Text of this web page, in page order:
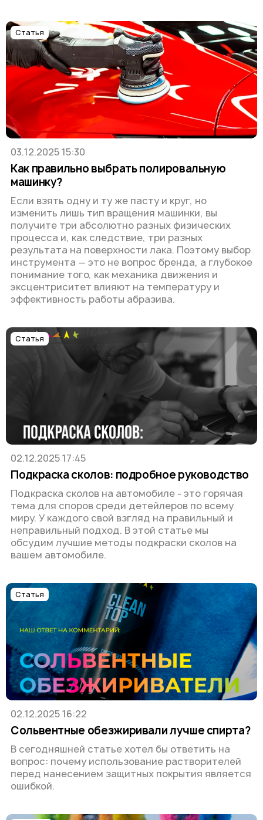
Статья
03.12.2025 15:30
Как правильно выбрать полировальную
машинку?
Если взять одну и ту же пасту и круг, но
изменить лишь тип вращения машинки, вы
получите три абсолютно разных физических
процесса и, как следствие, три разных
результата на поверхности лака. Поэтому выбор
инструмента — это не вопрос бренда, а глубокое
понимание того, как механика движения и
эксцентриситет влияют на температуру и
эффективность работы абразива.
Статья
02.12.2025 17:45
Подкраска сколов: подробное руководство
Подкраска сколов на автомобиле - это горячая
тема для споров среди детейлеров по всему
миру. У каждого свой взгляд на правильный и
неправильный подход. В этой статье мы
обсудим лучшие методы подкраски сколов на
вашем автомобиле.
Статья
02.12.2025 16:22
Сольвентные обезжиривали лучше спирта?
В сегодняшней статье хотел бы ответить на
вопрос: почему использование растворителей
перед нанесением защитных покрытия является
ошибкой.